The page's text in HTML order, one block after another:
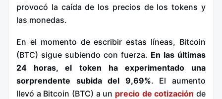
provocó la caída de los precios de los tokens y
las monedas.
En el momento de escribir estas líneas, Bitcoin
(BTC) sigue subiendo con fuerza. En las últimas
24 horas, el token ha experimentado una
sorprendente subida del 9,69%. El aumento
llevó a Bitcoin (BTC) a un precio de cotización de